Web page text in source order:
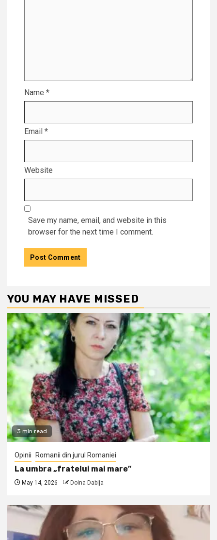
Name *
Email *
Website
Save my name, email, and website in this
browser for the next time I comment.
YOU MAY HAVE MISSED
3 min read
Opinii Romanii din jurul Romaniei
La umbra „fratelui mai mare”
May 14, 2026 Doina Dabija